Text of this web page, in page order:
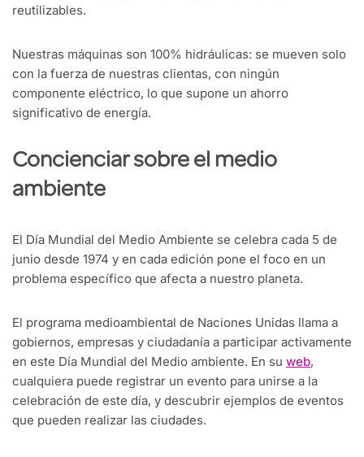
reutilizables.
Nuestras máquinas son 100% hidráulicas: se mueven solo
con la fuerza de nuestras clientas, con ningún
componente eléctrico, lo que supone un ahorro
significativo de energía.
Concienciar sobre el medio
ambiente
El Día Mundial del Medio Ambiente se celebra cada 5 de
junio desde 1974 y en cada edición pone el foco en un
problema específico que afecta a nuestro planeta.
El programa medioambiental de Naciones Unidas llama a
gobiernos, empresas y ciudadanía a participar activamente
en este Día Mundial del Medio ambiente. En su web,
cualquiera puede registrar un evento para unirse a la
celebración de este día, y descubrir ejemplos de eventos
que pueden realizar las ciudades.